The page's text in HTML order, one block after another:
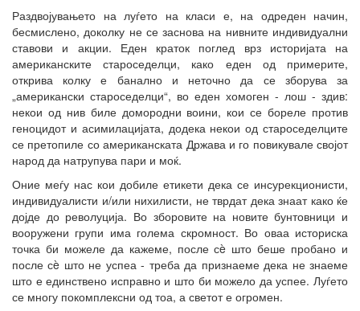
Раздвојувањето на луѓето на класи е, на одреден начин,
бесмислено, доколку не се заснова на нивните индивидуални
ставови и акции. Еден краток поглед врз историјата на
американските староседелци, како еден од примерите,
открива колку е банално и неточно да се зборува за
„американски староседелци“, во еден хомоген - лош - здив:
некои од нив биле домородни воини, кои се бореле против
геноцидот и асимилацијата, додека некои од староседелците
се претопиле со американската Држава и го повикувале својот
народ да натрупува пари и моќ.
Оние меѓу нас кои добиле етикети дека се инсурекционисти,
индивидуалисти и/или нихилисти, не тврдат дека знаат како ќе
дојде до револуција. Во зборовите на новите бунтовници и
вооружени групи има голема скромност. Во оваа историска
точка би можеле да кажеме, после сè што беше пробано и
после сè што не успеа - треба да признаеме дека не знаеме
што е единствено исправно и што би можело да успее. Луѓето
се многу покомплексни од тоа, а светот е огромен.